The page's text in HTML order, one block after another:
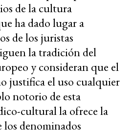
de la cultura
ha dado lugar a
de los juristas
la tradición del
y consideran que el
justifica el uso cualquier
notorio de esta
cultural la ofrece la
denominados